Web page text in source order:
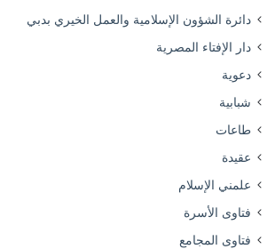
دائرة الشؤون الإسلامية والعمل الخيري بدبي
دار الإفتاء المصرية
دعوية
شبابية
طاعات
عقيدة
علمني الإسلام
فتاوى الأسرة
فتاوى المجامع